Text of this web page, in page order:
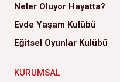
Neler Oluyor Hayatta?
Evde Yaşam Kulübü
Eğitsel Oyunlar Kulübü
KURUMSAL